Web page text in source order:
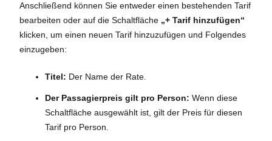
Anschließend können Sie entweder einen bestehenden Tarif
bearbeiten oder auf die Schaltfläche „+ Tarif hinzufügen“
klicken, um einen neuen Tarif hinzuzufügen und Folgendes
einzugeben:
Titel: Der Name der Rate.
Der Passagierpreis gilt pro Person: Wenn diese
Schaltfläche ausgewählt ist, gilt der Preis für diesen
Tarif pro Person.